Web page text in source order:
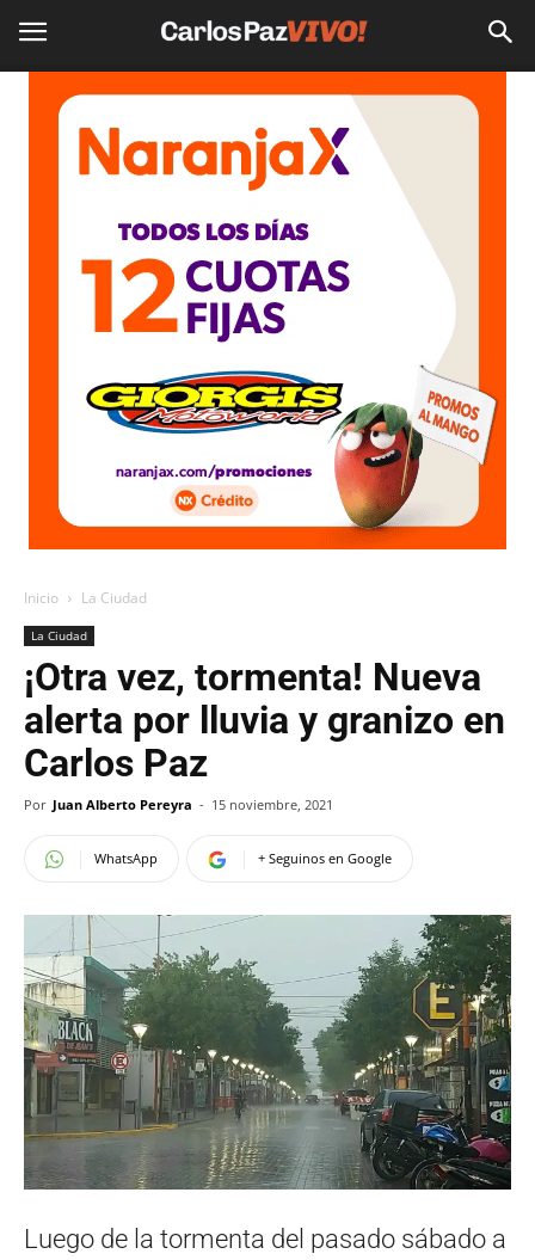
Inicio La Ciudad
La Ciudad
¡Otra vez, tormenta! Nueva
alerta por lluvia y granizo en
Carlos Paz
Por Juan Alberto Pereyra - 15 noviembre, 2021
WhatsApp + Seguinos en Google
Luego de la tormenta del pasado sábado a